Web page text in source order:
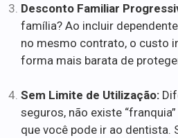
Desconto Familiar
família? Ao incluir
no mesmo contrato, o custo
forma mais barata de
Sem Limite de Utilização:
seguros, não existe
que você pode ir ao dentista.